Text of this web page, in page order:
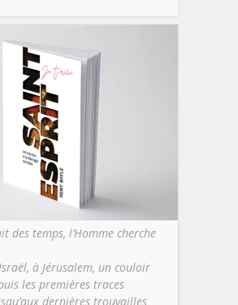
des temps, l’Homme cherche
à Jérusalem, un couloir
les premières traces
dernières trouvailles